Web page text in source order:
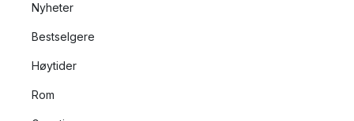
Nyheter
Bestselgere
Høytider
Rom